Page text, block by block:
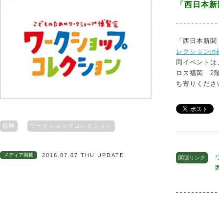
福岡 ワークショップコレクション
メディア掲載 2016.07.07 THU UPDATE
「西日本
「西日本新
レクションin
同イベント
ロス福岡 2
ち寄りくださ
関連リンク